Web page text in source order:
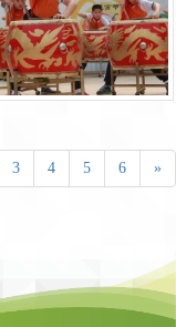
3 4 5 6 »